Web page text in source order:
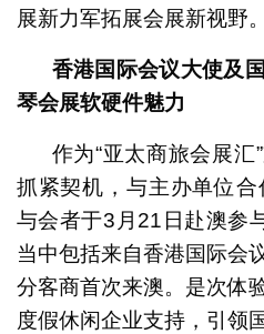
展新力军拓展会展新视野。
香港国际会议大使及
琴会展软硬件魅力
作为“亚太商旅会展汇
抓紧契机，与主办单位
与会者于3月21日赴澳参
当中包括来自香港国际会
分客商首次来澳。是次体
度假休闲企业支持，引领